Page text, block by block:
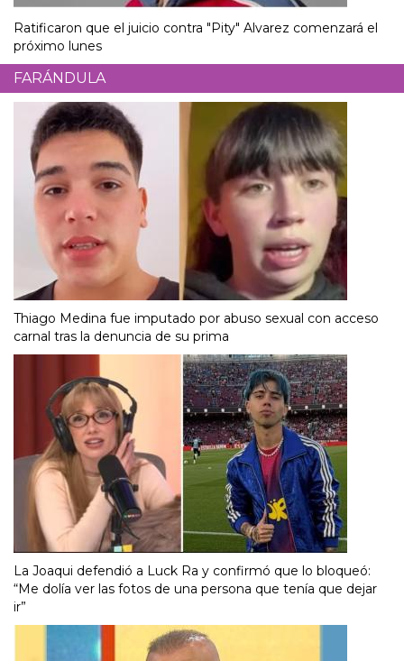
Ratificaron que el juicio contra "Pity" Alvarez comenzará el
próximo lunes
FARÁNDULA
Thiago Medina fue imputado por abuso sexual con acceso
carnal tras la denuncia de su prima
La Joaqui defendió a Luck Ra y confirmó que lo bloqueó:
“Me dolía ver las fotos de una persona que tenía que dejar
ir”